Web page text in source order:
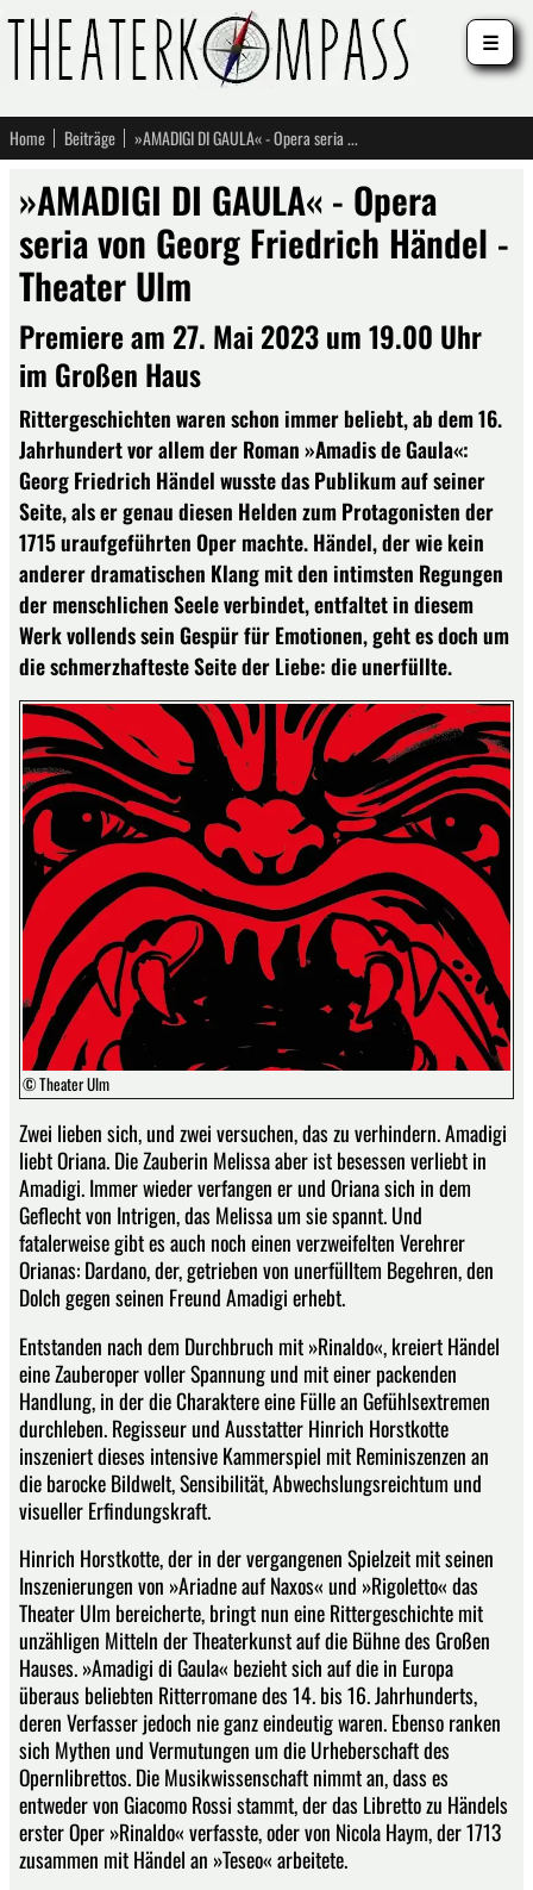
Home Beiträge »AMADIGI DI GAULA« - Opera seria von Georg Friedrich Händel - Theater Ulm
»AMADIGI DI GAULA« - Opera
seria von Georg Friedrich Händel -
Theater Ulm
Premiere am 27. Mai 2023 um 19.00 Uhr
im Großen Haus
Rittergeschichten waren schon immer beliebt, ab dem 16.
Jahrhundert vor allem der Roman »Amadis de Gaula«:
Georg Friedrich Händel wusste das Publikum auf seiner
Seite, als er genau diesen Helden zum Protagonisten der
1715 uraufgeführten Oper machte. Händel, der wie kein
anderer dramatischen Klang mit den intimsten Regungen
der menschlichen Seele verbindet, entfaltet in diesem
Werk vollends sein Gespür für Emotionen, geht es doch um
die schmerzhafteste Seite der Liebe: die unerfüllte.
© Theater Ulm
Zwei lieben sich, und zwei versuchen, das zu verhindern. Amadigi
liebt Oriana. Die Zauberin Melissa aber ist besessen verliebt in
Amadigi. Immer wieder verfangen er und Oriana sich in dem
Geflecht von Intrigen, das Melissa um sie spannt. Und
fatalerweise gibt es auch noch einen verzweifelten Verehrer
Orianas: Dardano, der, getrieben von unerfülltem Begehren, den
Dolch gegen seinen Freund Amadigi erhebt.
Entstanden nach dem Durchbruch mit »Rinaldo«, kreiert Händel
eine Zauberoper voller Spannung und mit einer packenden
Handlung, in der die Charaktere eine Fülle an Gefühlsextremen
durchleben. Regisseur und Ausstatter Hinrich Horstkotte
inszeniert dieses intensive Kammerspiel mit Reminiszenzen an
die barocke Bildwelt, Sensibilität, Abwechslungsreichtum und
visueller Erfindungskraft.
Hinrich Horstkotte, der in der vergangenen Spielzeit mit seinen
Inszenierungen von »Ariadne auf Naxos« und »Rigoletto« das
Theater Ulm bereicherte, bringt nun eine Rittergeschichte mit
unzähligen Mitteln der Theaterkunst auf die Bühne des Großen
Hauses. »Amadigi di Gaula« bezieht sich auf die in Europa
überaus beliebten Ritterromane des 14. bis 16. Jahrhunderts,
deren Verfasser jedoch nie ganz eindeutig waren. Ebenso ranken
sich Mythen und Vermutungen um die Urheberschaft des
Opernlibrettos. Die Musikwissenschaft nimmt an, dass es
entweder von Giacomo Rossi stammt, der das Libretto zu Händels
erster Oper »Rinaldo« verfasste, oder von Nicola Haym, der 1713
zusammen mit Händel an »Teseo« arbeitete.
☰